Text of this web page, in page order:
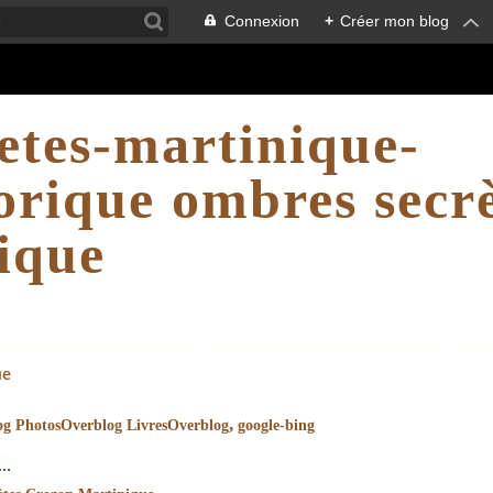
Connexion + Créer mon blog
martinique-
ombres
PhotosOverblog LivresOverblog, google-bing
…